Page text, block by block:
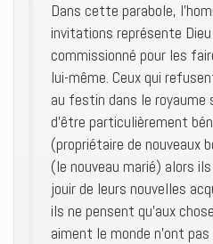
Dans cette parabole,
invitations représente
commissionné pour les
lui-même. Ceux qui
au festin dans le royaume
d’être particulièrement
(propriétaire de nouveaux
(le nouveau marié) alors
jouir de leurs nouvelles
ils ne pensent qu’aux
aiment le monde n’ont